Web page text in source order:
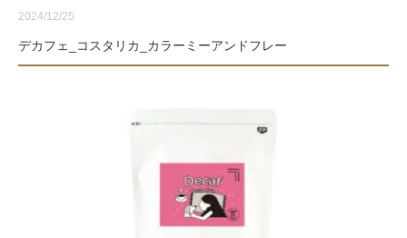
2024/12/25
デカフェ_コスタリカ_カラーミーアンドフレー